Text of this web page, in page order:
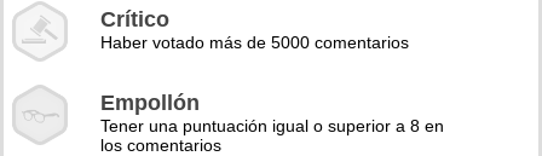
Crítico
Haber votado más de 5000 comentarios
Empollón
Tener una puntuación igual o superior a 8 en
los comentarios